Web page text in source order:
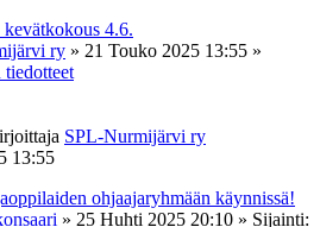
4.6.
ry » 21 Touko 2025 13:55 »
tiedotteet
SPL-Nurmijärvi ry
13:55
ohjaajaryhmään käynnissä!
» 25 Huhti 2025 20:10 » Sijainti: